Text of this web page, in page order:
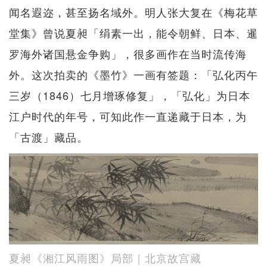
闻名遐迩，甚至扬名域外。明人张大复在《梅花草
堂集》曾说夏昶「绢素一出，能令朝鲜、日本、暹
罗海外诸国悬金争购」，很多画作在当时流传海
外。这次拍卖的《墨竹》一画有签题：「弘化丙午
三岁（1846）七月增琢修复」，「弘化」为日本
江户时代的年号，可知此作一直递藏于日本，为
「古渡」藏品。
夏昶《湘江风雨图》局部｜北京故宫藏